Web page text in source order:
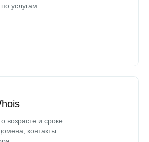
услугам.
возрасте и сроке
контакты